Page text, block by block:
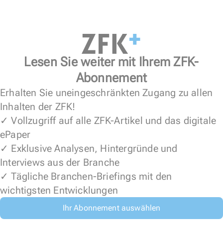
Lesen Sie weiter mit Ihrem ZFK-
Abonnement
Erhalten Sie uneingeschränkten Zugang zu allen
Inhalten der ZFK!
✓ Vollzugriff auf alle ZFK-Artikel und das digitale
ePaper
✓ Exklusive Analysen, Hintergründe und
Interviews aus der Branche
✓ Tägliche Branchen-Briefings mit den
wichtigsten Entwicklungen
Ihr Abonnement auswählen